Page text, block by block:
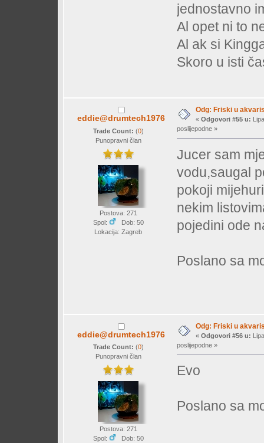
jednostavno
Al opet ni to
Al ak si
Skoro u isti
eddie@drumtech1976
Trade Count: (0)
Punopravni član
Postova: 271
Spol:
Dob: 50
Lokacija: Zagreb
Odg: Friski u
« Odgovori #55 u:
poslijepodne »
Jucer sam
vodu,saugal
pokoji
nekim
pojedini ode
Poslano sa
eddie@drumtech1976
Trade Count: (0)
Punopravni član
Postova: 271
Spol:
Dob: 50
Odg: Friski u
« Odgovori #56 u:
poslijepodne »
Evo
Poslano sa